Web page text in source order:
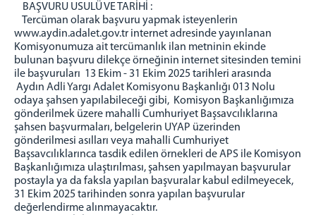
BAŞVURU USULÜ VE TARİHİ :
Tercüman olarak başvuru yapmak isteyenlerin
www.aydin.adalet.gov.tr internet adresinde yayınlanan
Komisyonumuza ait tercümanlık ilan metninin ekinde
bulunan başvuru dilekçe örneğinin internet sitesinden temini
ile başvuruları 13 Ekim - 31 Ekim 2025 tarihleri arasında
Aydın Adli Yargı Adalet Komisyonu Başkanlığı 013 Nolu
odaya şahsen yapılabileceği gibi, Komisyon Başkanlığımıza
gönderilmek üzere mahalli Cumhuriyet Başsavcılıklarına
şahsen başvurmaları, belgelerin UYAP üzerinden
gönderilmesi asılları veya mahalli Cumhuriyet
Başsavcılıklarınca tasdik edilen örnekleri de APS ile Komisyon
Başkanlığımıza ulaştırılması, şahsen yapılmayan başvurular
postayla ya da faksla yapılan başvuralar kabul edilmeyecek,
31 Ekim 2025 tarihinden sonra yapılan başvurular
değerlendirme alınmayacaktır.